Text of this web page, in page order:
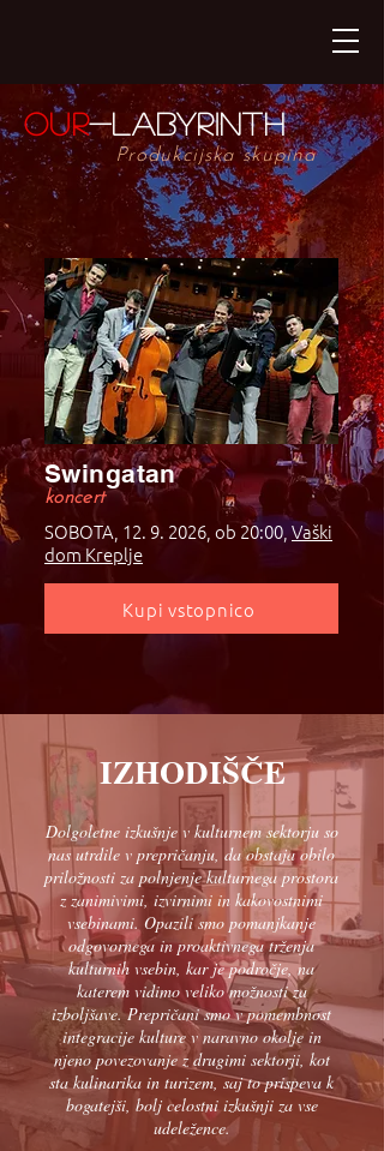
our-Labyrinth
Produkcijska skupina
Swingatan
koncert
SOBOTA, 12. 9. 2026 , ob 20:00, Vaški
dom Kreplje
Kupi vstopnico
IZHODIŠČE
Dolgoletne izkušnje v kulturnem sektorju so
nas utrdile v prepričanju, da obstaja obilo
priložnosti za polnjenje kulturnega prostora
z zanimivimi, izvirnimi in kakovostnimi
vsebinami. Opazili smo pomanjkanje
odgovornega in proaktivnega trženja
kulturnih vsebin, kar je področje, na
katerem vidimo veliko možnosti za
izboljšave. Prepričani smo v pomembnost
integracije kulture v naravno okolje in
njeno povezovanje z drugimi sektorji, kot
sta kulinarika in turizem, saj to prispeva k
bogatejši, bolj celostni izkušnji za vse
udeležence.